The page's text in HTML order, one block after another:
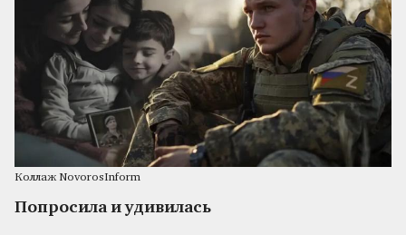
Коллаж NovorosInform
Попросила и удивилась